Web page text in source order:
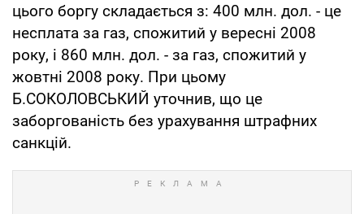
цього боргу складається з: 400 млн. дол. - це
несплата за газ, спожитий у вересні 2008
року, і 860 млн. дол. - за газ, спожитий у
жовтні 2008 року. При цьому
Б.СОКОЛОВСЬКИЙ уточнив, що це
заборгованість без урахування штрафних
санкцій.